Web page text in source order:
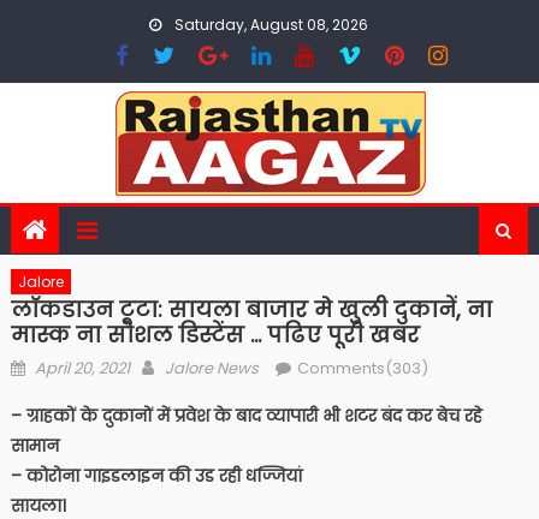
Saturday, August 08, 2026
Jalore
लाॅकडाउन टूटा: सायला बाजार मे खुली दुकानें, ना
मास्क ना सोशल डिस्टेंस … पढिए पूरी खबर
Posted
April 20, 2021 Author
Jalore News Comments(303)
– ग्राहकों के दुकानों में प्रवेश के बाद व्यापारी भी शटर बंद कर बेच रहे
सामान
– कोरोना गाइडलाइन की उड रही धज्जियां
सायला।